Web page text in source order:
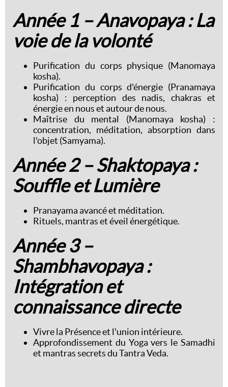
Année 1 – Anavopaya : La
voie de la volonté
Purification du corps physique (Manomaya
kosha).
Purification du corps d'énergie (Pranamaya
kosha) : perception des nadis, chakras et
énergie en nous et autour de nous.
Maîtrise du mental (Manomaya kosha) :
concentration, méditation, absorption dans
l'objet (Samyama).
Année 2 – Shaktopaya :
Souffle et Lumière
Pranayama avancé et méditation.
Rituels, mantras et éveil énergétique.
Année 3 –
Shambhavopaya:
Intégration et
connaissance directe
Vivre la Présence et l'union intérieure.
Approfondissement du Yoga vers le Samadhi
et mantras secrets du Tantra Veda.